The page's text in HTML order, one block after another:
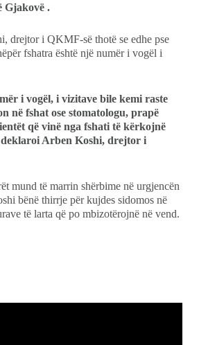
Gjakovë .
drejtor i QKMF-së thotë se edhe pse
fshatra është një numër i vogël i
i vogël, i vizitave bile kemi raste
në fshat ose stomatologu, prapë
që vinë nga fshati të kërkojnë
deklaroi Arben Koshi, drejtor i
mund të marrin shërbime në urgjencën
bënë thirrje për kujdes sidomos në
të larta që po mbizotërojnë në vend.